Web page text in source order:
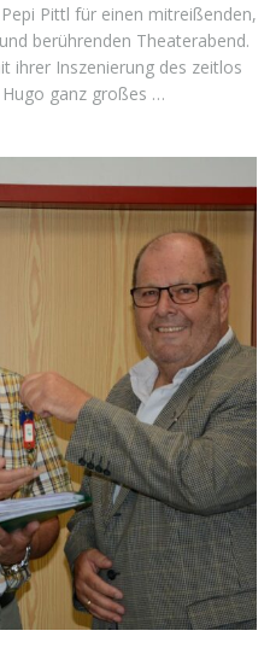
Pittl für einen mitreißenden,
berührenden Theaterabend.
ihrer Inszenierung des zeitlos
ganz großes …